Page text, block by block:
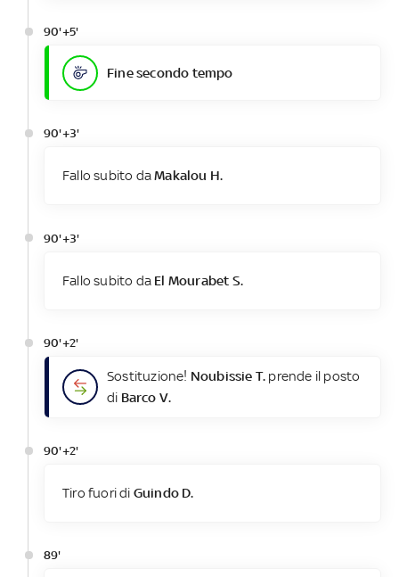
90'+5'
Fine secondo tempo
90'+3'
Fallo subito daMakalou H.
90'+3'
Fallo subito da El Mourabet S.
90'+2'
Sostituzione! Noubissie T. prende il posto
di Barco V.
90'+2'
Tiro fuori di Guindo D.
89'